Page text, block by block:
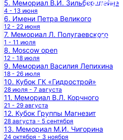
5. Мемориал В.И. Зильберштейна
4 - 13 июня
6. Имени Петра Великого
12 - 22 июня
7. Мемориал Л. Полугаевского
1 - 11 июля
8. Moscow open
12 - 18 июля
9. Мемориал Василия Лепихина
18 - 26 июля
10. Кубок ГК «Гидрострой»
28 июля - 7 августа
11. Мемориал В.Л. Корчного
21 - 29 августа
12. Кубок Группы Магнезит
28 августа - 5 сентября
13. Мемориал М.И. Чигорина
24 октября - 3 ноября
Медиа